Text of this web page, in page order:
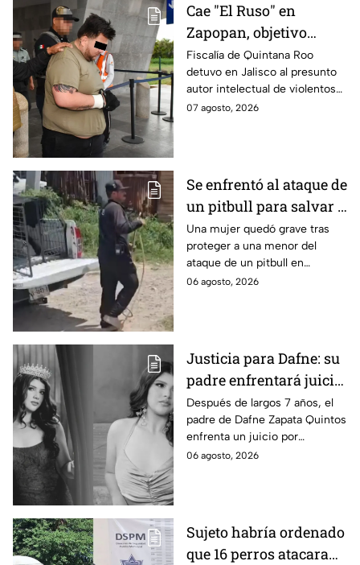
Cae "El Ruso" en
Zapopan, objetivo
prioritario en Playa del
Carmen
Fiscalía de Quintana Roo
detuvo en Jalisco al presunto
autor intelectual de violentos
ataques en fraccionamientos
07 agosto, 2026
Se enfrentó al ataque de
un pitbull para salvar a
una menor; hoy lucha
por su vida en Zapopan
Una mujer quedó grave tras
proteger a una menor del
ataque de un pitbull en
Zapopan; la víctima sufrió
06 agosto, 2026
Justicia para Dafne: su
padre enfrentará juicio
por presunto abuso
cometido en 2019 en
Tamaulipas
Después de largos 7 años, el
padre de Dafne Zapata Quintos
enfrenta un juicio por
presuntamente abusar de la
06 agosto, 2026
Sujeto habría ordenado
que 16 perros atacaran